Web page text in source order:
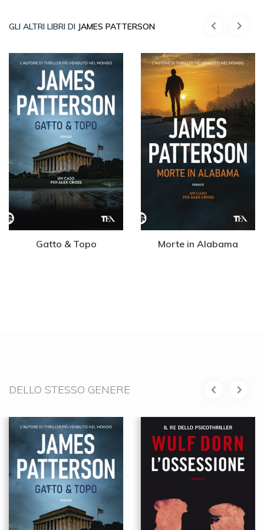
GLI ALTRI LIBRI DI JAMES PATTERSON
Gatto & Topo Morte in Alabama
DELLO STESSO GENERE